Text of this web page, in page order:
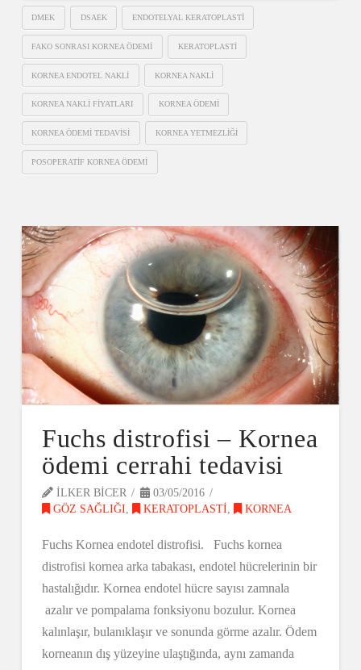
DMEK DSAEK ENDOTELYAL KERATOPLASTI
FAKO SONRASI KORNEA ÖDEMI KERATOPLASTI
KORNEA ENDOTEL NAKLI KORNEA NAKLI
KORNEA NAKLI FIYATLARI KORNEA ÖDEMI
KORNEA ÖDEMI TEDAVISI KORNEA YETMEZLIĞI
POSOPERATIF KORNEA ÖDEMI
Fuchs distrofisi – Kornea
ödemi cerrahi tedavisi
ILKER BICER
03/05/2016
GÖZ SAĞLIĞI, KERATOPLASTI, KORNEA
Fuchs Kornea endotel distrofisi. Fuchs kornea
distrofisi kornea arka tabakası, endotel hücrelerinin bir
hastalığıdır. Kornea endotel hücre sayısı zamnala
azalır ve pompalama fonksiyonu bozulur. Kornea
kalınlaşır, bulanıklaşır ve sonunda görme azalır. Ödem
korneanın dış yüzeyine ulaştığında, aynı zamanda